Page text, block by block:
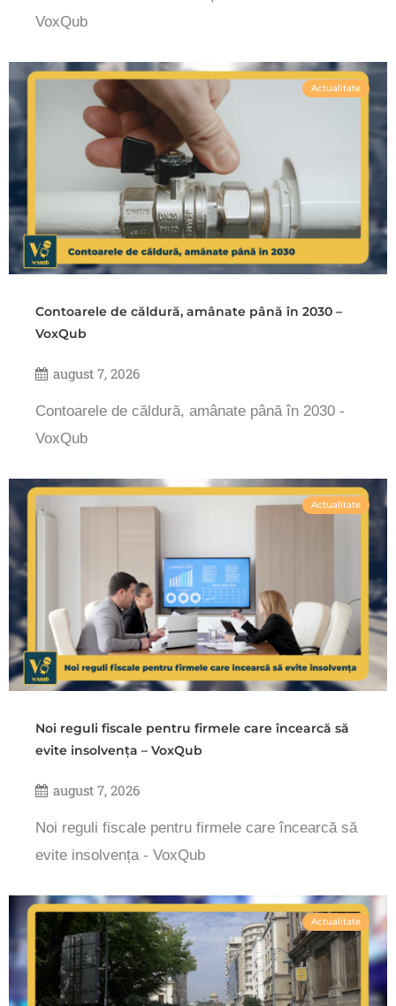
VoxQub
Actualitate
Contoarele de căldură, amânate până în 2030 –
VoxQub
august 7, 2026
Contoarele de căldură, amânate până în 2030 -
VoxQub
Actualitate
Noi reguli fiscale pentru firmele care încearcă să
evite insolvența – VoxQub
august 7, 2026
Noi reguli fiscale pentru firmele care încearcă să
evite insolvența - VoxQub
Actualitate